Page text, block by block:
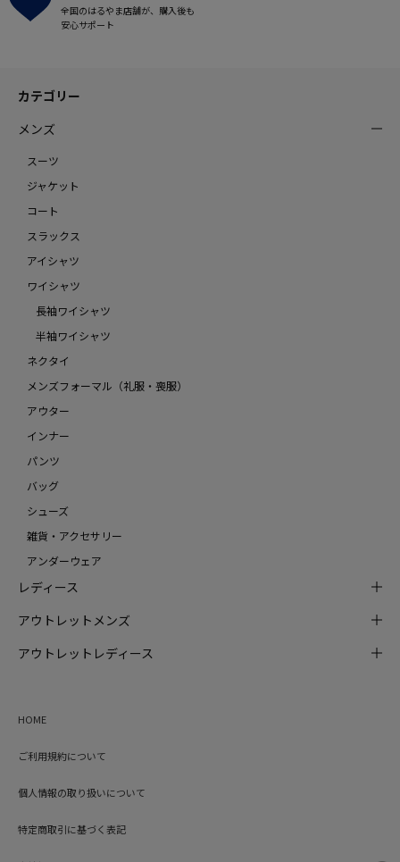
全国のはるやま店舗が、購入後も
安心サポート
カテゴリー
メンズ
スーツ
ジャケット
コート
スラックス
アイシャツ
ワイシャツ
長袖ワイシャツ
半袖ワイシャツ
ネクタイ
メンズフォーマル（礼服・喪服）
アウター
インナー
パンツ
バッグ
シューズ
雑貨・アクセサリー
アンダーウェア
レディース
アウトレットメンズ
アウトレットレディース
HOME
ご利用規約について
個人情報の取り扱いについて
特定商取引に基づく表記